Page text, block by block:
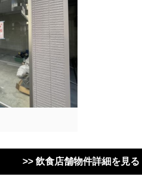
>> 飲食店舗物件詳細を見る